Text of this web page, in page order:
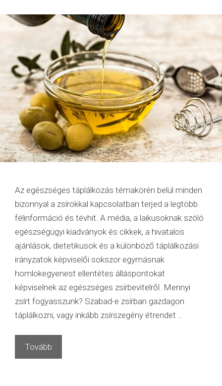
Az egészséges táplálkozás témakörén belül minden
bizonnyal a zsírokkal kapcsolatban terjed a legtöbb
félinformáció és tévhit. A média, a laikusoknak szóló
egészségügyi kiadványok és cikkek, a hivatalos
ajánlások, dietetikusok és a különböző táplálkozási
irányzatok képviselői sokszor egymásnak
homlokegyenest ellentétes álláspontokat
képviselnek az egészséges zsírbevitelről. Mennyi
zsírt fogyasszunk? Szabad-e zsírban gazdagon
táplálkozni, vagy inkább zsírszegény étrendet …
Tovább